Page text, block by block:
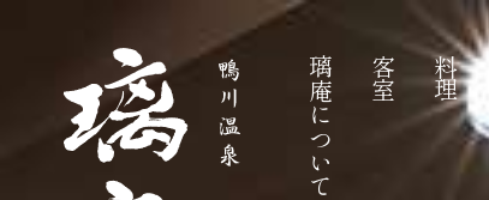
璃庵について 客室 料理